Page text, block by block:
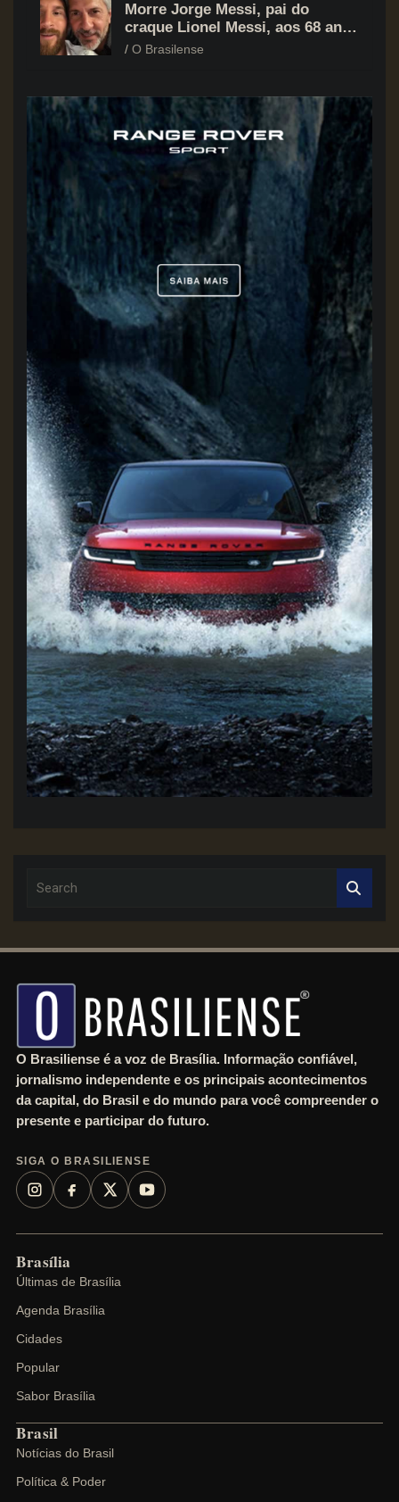
Morre Jorge Messi, pai do
craque Lionel Messi, aos 68 anos
na Argentina
O Brasilense
c
O Brasiliense é a voz de Brasília. Informação confiável,
jornalismo independente e os principais acontecimentos
da capital, do Brasil e do mundo para você compreender o
presente e participar do futuro.
SIGA O BRASILIENSE
Brasília
Últimas de Brasília
Agenda Brasília
Cidades
Popular
Sabor Brasília
Brasil
Notícias do Brasil
Política & Poder